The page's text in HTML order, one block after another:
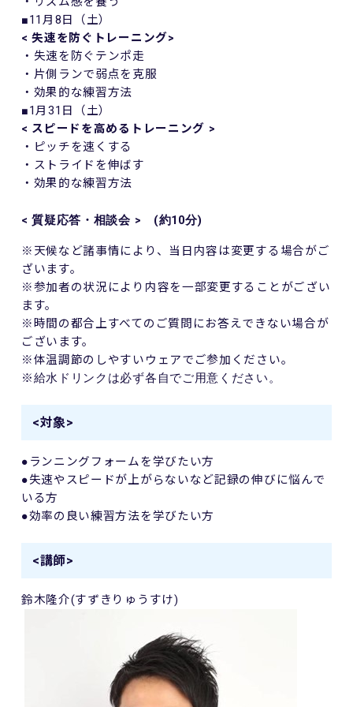
■11月8日（土）
< 失速を防ぐトレーニング>
・失速を防ぐテンポ走
・片側ランで弱点を克服
・効果的な練習方法
■1月31日（土）
< スピードを高めるトレーニング >
・ピッチを速くする
・ストライドを伸ばす
・効果的な練習方法
<質疑応答・相談会 > (約10分)
※天候など諸事情により、当日内容は変更する場合がご
ざいます。
※参加者の状況により内容を一部変更することがござい
ます。
※時間の都合上すべてのご質問にお答えできない場合が
ございます。
※体温調節のしやすいウェアでご参加ください。
※給水ドリンクは必ず各自でご用意ください。
<対象>
●ランニングフォームを学びたい方
●失速やスピードが上がらないなど記録の伸びに悩んで
いる方
●効率の良い練習方法を学びたい方
<講師>
鈴木隆介(すずきりゅうすけ)